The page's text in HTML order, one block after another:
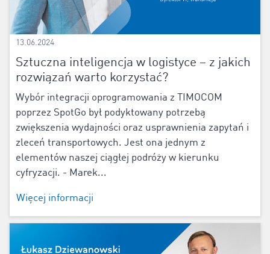
13.06.2024
Sztuczna inteligencja w logistyce – z jakich
rozwiązań warto korzystać?
Wybór integracji oprogramowania z TIMOCOM
poprzez SpotGo był podyktowany potrzebą
zwiększenia wydajności oraz usprawnienia zapytań i
zleceń transportowych. Jest ona jednym z
elementów naszej ciągłej podróży w kierunku
cyfryzacji. - Marek...
Więcej informacji